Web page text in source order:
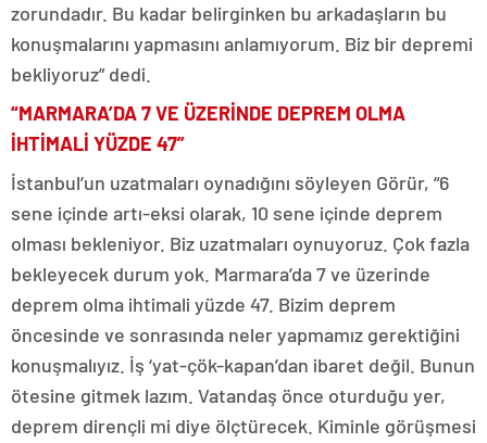
zorundadır. Bu kadar belirginken bu arkadaşların bu
konuşmalarını yapmasını anlamıyorum. Biz bir depremi
bekliyoruz” dedi.
“MARMARA’DA 7 VE ÜZERİNDE DEPREM OLMA
İHTİMALİ YÜZDE 47”
İstanbul’un uzatmaları oynadığını söyleyen Görür, “6
sene içinde artı-eksi olarak, 10 sene içinde deprem
olması bekleniyor. Biz uzatmaları oynuyoruz. Çok fazla
bekleyecek durum yok. Marmara’da 7 ve üzerinde
deprem olma ihtimali yüzde 47. Bizim deprem
öncesinde ve sonrasında neler yapmamız gerektiğini
konuşmalıyız. İş ‘yat-çök-kapan’dan ibaret değil. Bunun
ötesine gitmek lazım. Vatandaş önce oturduğu yer,
deprem dirençli mi diye ölçtürecek. Kiminle görüşmesi